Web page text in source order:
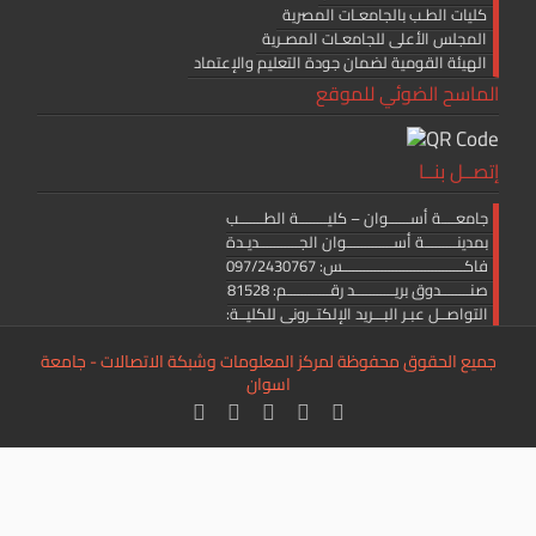
كليات الطـب بالجامعـات المصرية
المجلس الأعلى للجامعـات المصـرية
الهيئة القومية لضمان جودة التعليم والإعتماد
الماسح الضوئي للموقع
إتصــل بنــا
جامعــــة أســــــوان – كليــــــــة الطـــــــب
بمدينـــــــــة أســـــــــــــوان الجـــــــــــديـدة
فاكــــــــــــــــــــــــــــــــــس: 097/2430767
صنــــــــدوق بريـــــــــــد رقــــــــــــم: 81528
التواصــل عبـر البـــريد الإلكتــرونى للكليــة:
جميع الحقوق محفوظة لمركز المعلومات وشبكة الاتصالات - جامعة
اسوان